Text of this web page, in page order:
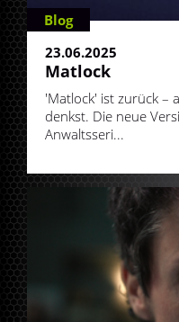
Blog
23.06.2025
Matlock
'Matlock' ist zurück –
denkst. Die neue
Anwaltsseri...